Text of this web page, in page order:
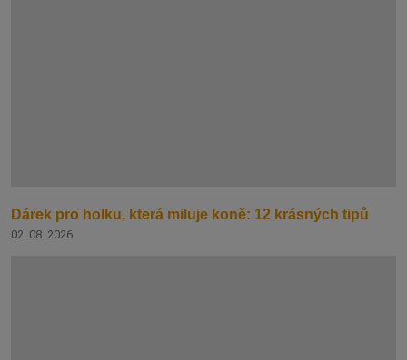
Dárek pro holku, která miluje koně: 12 krásných tipů
02. 08. 2026